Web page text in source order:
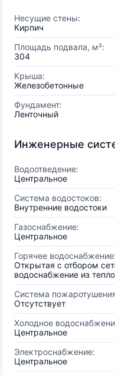
Несущие стены:
Кирпич
Площадь подвала, м²:
304
Крыша:
Железобетонные
Фундамент:
Ленточный
Инженерные
Водоотведение:
Центральное
Система водостоков:
Внутренние водостоки
Газоснабжение:
Центральное
Горячее водоснабжение:
Открытая с отбором
водоснабжение из
Система
Отсутствует
Холодное
Центральное
Электроснабжение:
Центральное